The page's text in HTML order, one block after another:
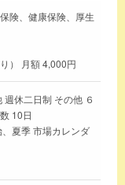
険、健康保険、厚生
） 月額 4,000円
休二日制 その他 ６
10日
夏季 市場カレンダ